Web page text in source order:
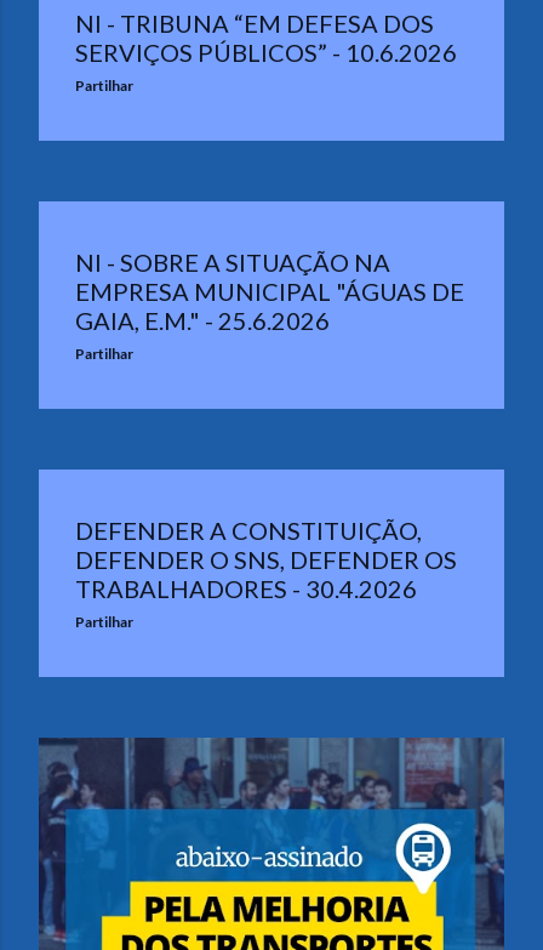
NI - TRIBUNA “EM DEFESA DOS
SERVIÇOS PÚBLICOS” - 10.6.2026
Partilhar
NI - SOBRE A SITUAÇÃO NA
EMPRESA MUNICIPAL "ÁGUAS DE
GAIA, E.M." - 25.6.2026
Partilhar
DEFENDER A CONSTITUIÇÃO,
DEFENDER O SNS, DEFENDER OS
TRABALHADORES - 30.4.2026
Partilhar